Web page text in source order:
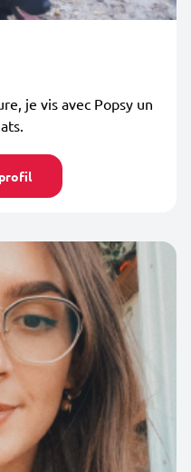
je vis avec Popsy un